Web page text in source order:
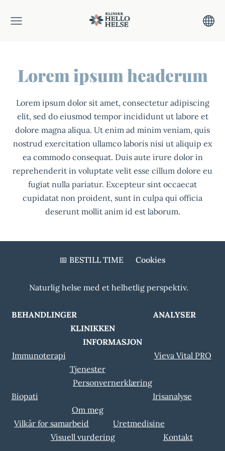
Lorem ipsum headerum
Lorem ipsum dolor sit amet, consectetur adipiscing
elit, sed do eiusmod tempor incididunt ut labore et
dolore magna aliqua. Ut enim ad minim veniam, quis
nostrud exercitation ullamco laboris nisi ut aliquip ex
ea commodo consequat. Duis aute irure dolor in
reprehenderit in voluptate velit esse cillum dolore eu
fugiat nulla pariatur. Excepteur sint occaecat
cupidatat non proident, sunt in culpa qui officia
deserunt mollit anim id est laborum.
📅 BESTILL TIME Cookies
Naturlig helse med et helhetlig perspektiv.
BEHANDLINGER ANALYSER
KLINIKKEN
INFORMASJON
Immunoterapi
Vieva Vital PRO
Tjenester
Personvernerklæring
Biopati
Irisanalyse
Om meg
Vilkår for samarbeid
Uretmedisine
Visuell vurdering
Kontakt